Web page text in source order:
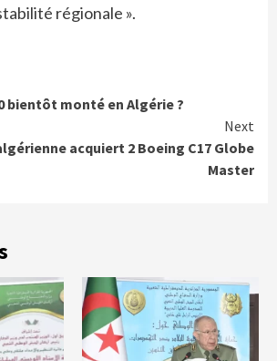
régionale ».
bientôt monté en Algérie ?
Next
acquiert 2 Boeing C17 Globe
Master